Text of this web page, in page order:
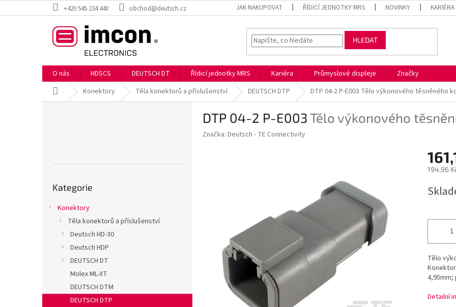
na
+420 545 234 440 obchod@deutsch.cz JAK NAKUPOVAT ŘÍDICÍ JEDNOTKY MRS NOVINKY KARIÉRA
HLEDAT
O nás HDSCS DEUTSCH DT Řídicí jednotky MRS Kariéra Průmyslové displeje
Značky
Domů Konektory Těla konektorů a příslušenství DEUTSCH DTP DTP 04-2 P-E003 Tělo výkonového těsněného
kategorie
Kategorie
Konektory
Těla konektorů a příslušenství
Deutsch HD-30
Deutsch HDP
DEUTSCH DT
Molex ML-XT
DEUTSCH DTM
DEUTSCH DTP
DTP 04-2 P-E003Tělo výkonového
Značka: Deutsch - TE Connectivity
194,96
cena:
Tělo
Detailní